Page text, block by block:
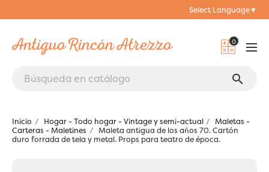
Select Language▼
0
search
Inicio Hogar - Todo hogar - Vintage y semi-actual
Maletas -
Carteras - Maletines
Maleta antigua de los años 70. Cartón
duro forrada de tela y metal. Props para teatro de época.